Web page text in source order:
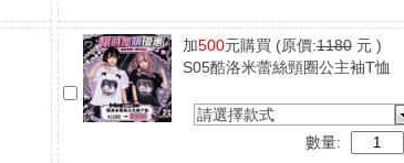
加500元購買 (原價:1180元 )
S05酷洛米蕾絲頸圈公主袖T恤
請選擇款式
數量: